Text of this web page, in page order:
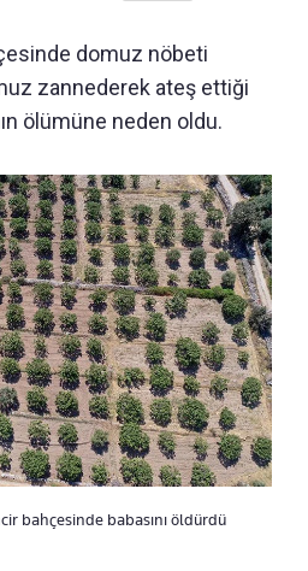
domuz nöbeti
zannederek ateş ettiği
ölümüne neden oldu.
bahçesinde babasını öldürdü